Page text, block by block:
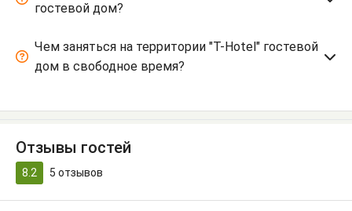
гостевой дом?
Чем заняться на территории "T-Hotel" гостевой
дом в свободное время?
Отзывы гостей
8.2 5 отзывов